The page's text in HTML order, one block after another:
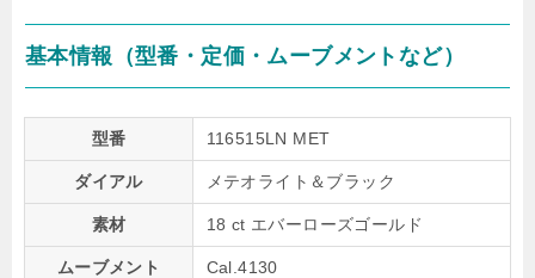
基本情報（型番・定価・ムーブメントなど）
型番 116515LN MET
ダイアル メテオライト＆ブラック
素材 18 ct エバーローズゴールド
ムーブメント Cal.4130